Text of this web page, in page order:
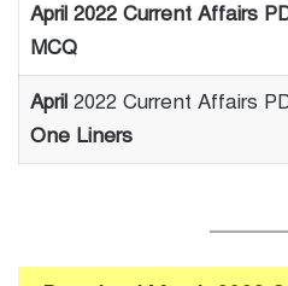
April 2022 Current Affairs
MCQ
April 2022 Current Affairs
One Liners